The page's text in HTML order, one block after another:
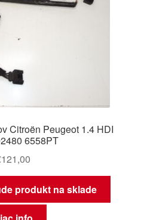
Citroën Peugeot 1.4 HDI
6558PT
121,00
produkt na sklade